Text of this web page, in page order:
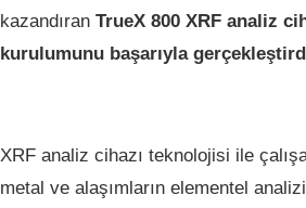
kazandıran TrueX 800 XRF analiz
kurulumunu başarıyla
XRF analiz cihazı teknolojisi ile
metal ve alaşımların elementel